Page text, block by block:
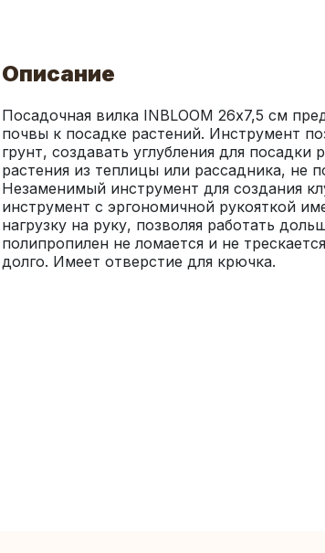
Описание
Посадочная вилка INBLOOM 26х7,5 см
почвы к посадке растений. Инструмент
грунт, создавать углубления для
растения из теплицы или рассадника, не
Незаменимый инструмент для создания
инструмент с эргономичной рукояткой
нагрузку на руку, позволяя работать
полипропилен не ломается и не
долго. Имеет отверстие для крючка.